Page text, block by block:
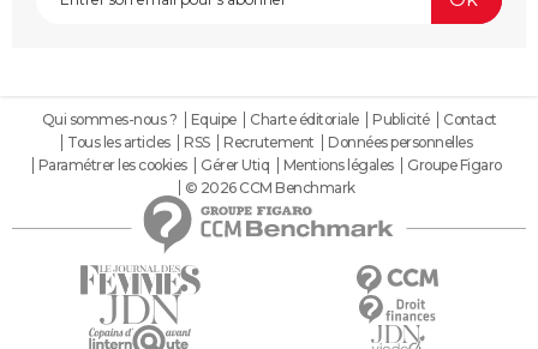
Qui sommes-nous ? Equipe Charte éditoriale Publicité
Contact
Tous les articles
RSS Recrutement
Données personnelles
Paramétrer les cookies
Gérer Utiq Mentions légales
Groupe Figaro
© 2026 CCM Benchmark